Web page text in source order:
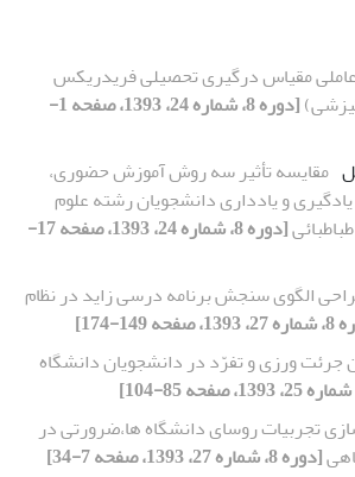
مقیاس درگیری تحصیلی فریدریکس
[دوره 8، شماره 24، 1393، صفحه 1-
مقایسه تأثیر سه روش آموزش حضوری،
یادگیری و یادداری دانشجویان رشته علوم
[دوره 8، شماره 24، 1393، صفحه 17-
الگوی سنجش برنامه درسی زاید در نظام
149-174]
جرئت ورزی و تفرّد در دانشجویان دانشگاه
تجربیات روسای دانشگاه ها،ضرورتی در
[دوره 8، شماره 27، 1393، صفحه 7-34]